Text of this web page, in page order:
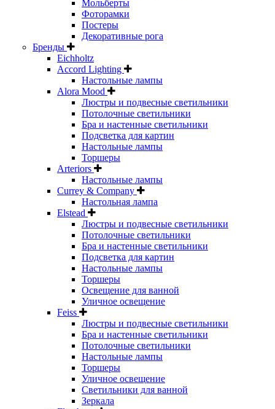
Мольберты
Фоторамки
Постеры
Декоративные рога
Бренды
Eichholtz
Accord Lighting
Настольные лампы
Alora Mood
Люстры и подвесные светильники
Потолочные светильники
Бра и настенные светильники
Подсветка для картин
Настольные лампы
Торшеры
Arteriors
Настольные лампы
Currey & Company
Настольная лампа
Elstead
Люстры и подвесные светильники
Потолочные светильники
Бра и настенные светильники
Подсветка для картин
Настольные лампы
Торшеры
Освещение для ванной
Уличное освещение
Feiss
Люстры и подвесные светильники
Бра и настенные светильники
Потолочные светильники
Настольные лампы
Торшеры
Уличное освещение
Светильники для ванной
Зеркала